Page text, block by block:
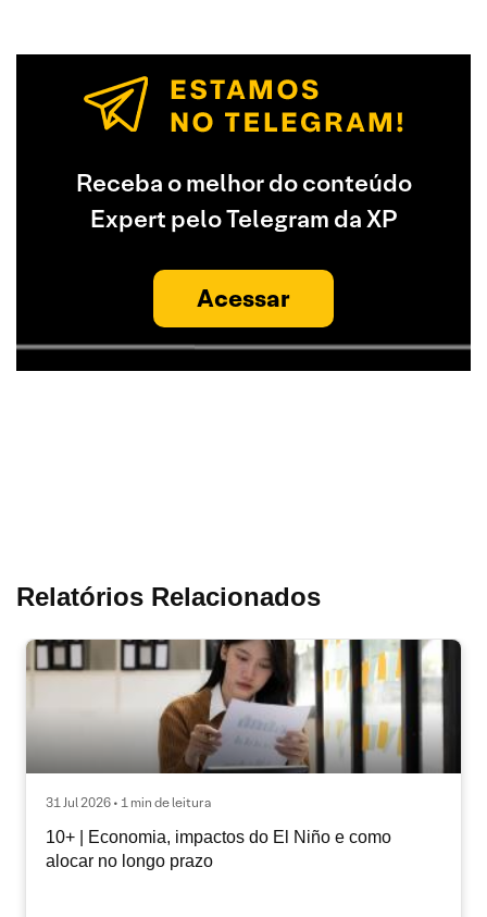
Receba o melhor do conteúdo
Expert pelo Telegram da XP
Acessar
Relatórios Relacionados
31 Jul 2026 • 1 min de leitura
10+ | Economia, impactos do El Niño e como
alocar no longo prazo